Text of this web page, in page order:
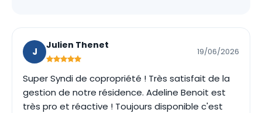
J
Julien Thenet
19/06/2026
Super Syndi de copropriété ! Très satisfait de la
gestion de notre résidence. Adeline Benoit est
très pro et réactive ! Toujours disponible c'est